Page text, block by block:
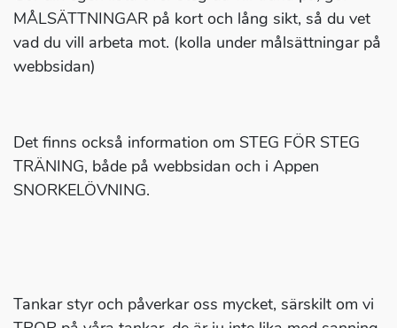
MÅLSÄTTNINGAR på kort och lång sikt, så du vet
vad du vill arbeta mot. (kolla under målsättningar på
webbsidan)
Det finns också information om STEG FÖR STEG
TRÄNING, både på webbsidan och i Appen
SNORKELÖVNING.
Tankar styr och påverkar oss mycket, särskilt om vi